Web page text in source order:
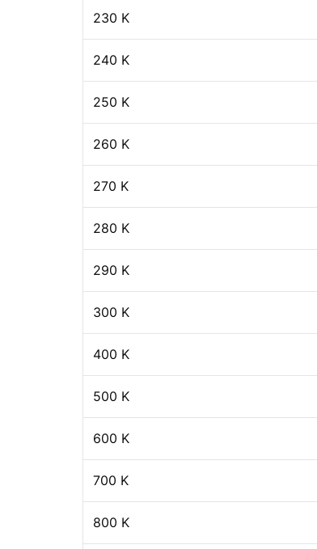
230 K
240 K
250 K
260 K
270 K
280 K
290 K
300 K
400 K
500 K
600 K
700 K
800 K